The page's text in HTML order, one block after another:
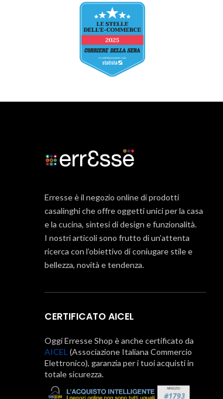
Erresse è il negozio online di prodotti
casalinghi che offre oggetti unici per la casa
e la cucina, sintesi di design e funzionalità.
I nostri articoli sono frutto di un’attenta
ricerca con l’obiettivo di coniugare stile e
bellezza, novità e tendenza.
CERTIFICATO AICEL
Oggi Erresse Shop è anche certificato da
AICEL (Associazione Italiana Commercio
Elettronico), garanzia per i tuoi acquisti in
totale sicurezza.